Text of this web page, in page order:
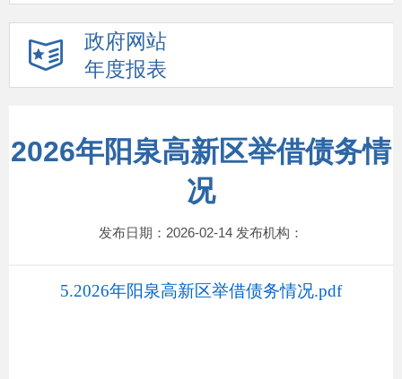
政府网站
年度报表
2026年阳泉高新区举借债务情
况
发布日期：2026-02-14 发布机构：
5.2026年阳泉高新区举借债务情况.pdf